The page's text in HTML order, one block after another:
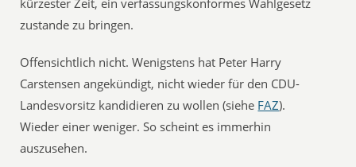
kürzester Zeit, ein verfassungskonformes Wahlgesetz
zustande zu bringen.
Offensichtlich nicht. Wenigstens hat Peter Harry
Carstensen angekündigt, nicht wieder für den CDU-
Landesvorsitz kandidieren zu wollen (siehe FAZ).
Wieder einer weniger. So scheint es immerhin
auszusehen.